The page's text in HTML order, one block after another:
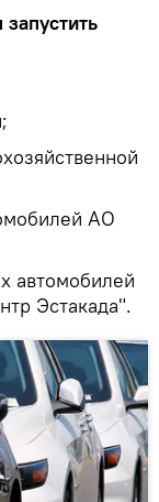
АО
автомобилей
Эстакада".